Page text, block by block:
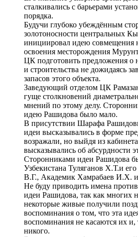
сталкивались с барьерами
порядка.
Будучи глубоко убеждённым
золотоносности центральных
инициировал идею совмещения
освоения месторождения
ЦК подготовить предложения о
и строительства не дожидаясь
запасов этого объекта.
Заведующий отделом ЦК
гуще столкновений
мнений по этому делу.
идею Рашидова было мало.
В присутствии Шарафа
идеи высказывались в форме
возражали, но выйдя из
высказывались об абсурдности
Сторонниками идеи Рашидова
Узбекистана Туляганов Х.Т.и его
В.Г., Академик Хамрабаев И.Х.
Не буду приводить имена
идеи Рашидова, так как многих
некоторые живые получили
воспоминания о том, что эта
воспоминания не касаются их
никого.